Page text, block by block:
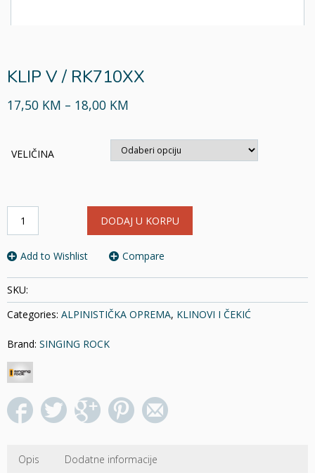
KLIP V / RK710XX
17,50 KM – 18,00 KM
VELIČINA
RK710XX
DODAJ U KORPU
Add to Wishlist Compare
SKU:
Categories: ALPINISTIČKA OPREMA, KLINOVI I ČEKIĆ
Brand: SINGING ROCK
Opis Dodatne informacije